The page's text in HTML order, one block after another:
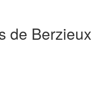
de Berzieux